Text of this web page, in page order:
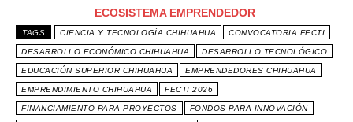
ECOSISTEMA EMPRENDEDOR
TAGS CIENCIA Y TECNOLOGÍA CHIHUAHUA CONVOCATORIA FECTI
DESARROLLO ECONÓMICO CHIHUAHUA DESARROLLO TECNOLÓGICO
EDUCACIÓN SUPERIOR CHIHUAHUA EMPRENDEDORES CHIHUAHUA
EMPRENDIMIENTO CHIHUAHUA FECTI 2026
FINANCIAMIENTO PARA PROYECTOS FONDOS PARA INNOVACIÓN